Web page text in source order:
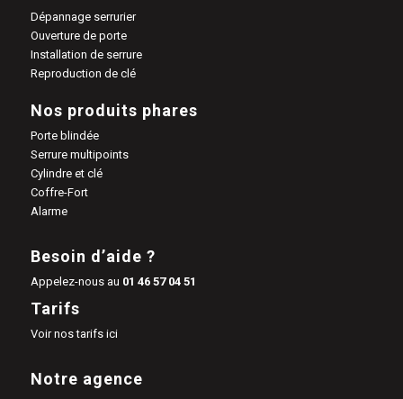
Dépannage serrurier
Ouverture de porte
Installation de serrure
Reproduction de clé
Nos produits phares
Porte blindée
Serrure multipoints
Cylindre et clé
Coffre-Fort
Alarme
Besoin d’aide ?
Appelez-nous au 01 46 57 04 51
Tarifs
Voir nos tarifs ici
Notre agence